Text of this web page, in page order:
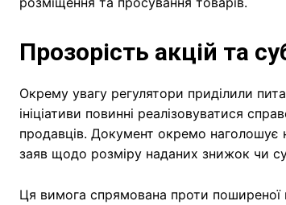
Прозорість акцій та
Окрему увагу регулятори приділили
ініціативи повинні реалізовуватися
продавців. Документ окремо наголошує
заяв щодо розміру наданих знижок чи
Ця вимога спрямована проти